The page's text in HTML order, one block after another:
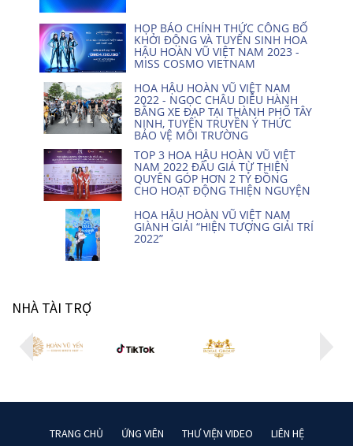
HỌP BÁO CHÍNH THỨC CÔNG BỐ
KHỞI ĐỘNG VÀ TUYỂN SINH HOA
HẬU HOÀN VŨ VIỆT NAM 2023 -
MISS COSMO VIETNAM
HOA HẬU HOÀN VŨ VIỆT NAM
2022 - NGỌC CHÂU DIỄU HÀNH
BẰNG XE ĐẠP TẠI THÀNH PHỐ TÂY
NINH, TUYÊN TRUYỀN Ý THỨC
BẢO VỆ MÔI TRƯỜNG
TOP 3 HOA HẬU HOÀN VŨ VIỆT
NAM 2022 ĐẤU GIÁ TỪ THIỆN
QUYÊN GÓP HƠN 2 TỶ ĐỒNG
CHO HOẠT ĐỘNG THIỆN NGUYỆN
HOA HẬU HOÀN VŨ VIỆT NAM
GIÀNH GIẢI “HIỆN TƯỢNG GIẢI TRÍ
2022”
NHÀ TÀI TRỢ
TRANG CHỦ ỨNG VIÊN THƯ VIỆN VIDEO LIÊN HỆ